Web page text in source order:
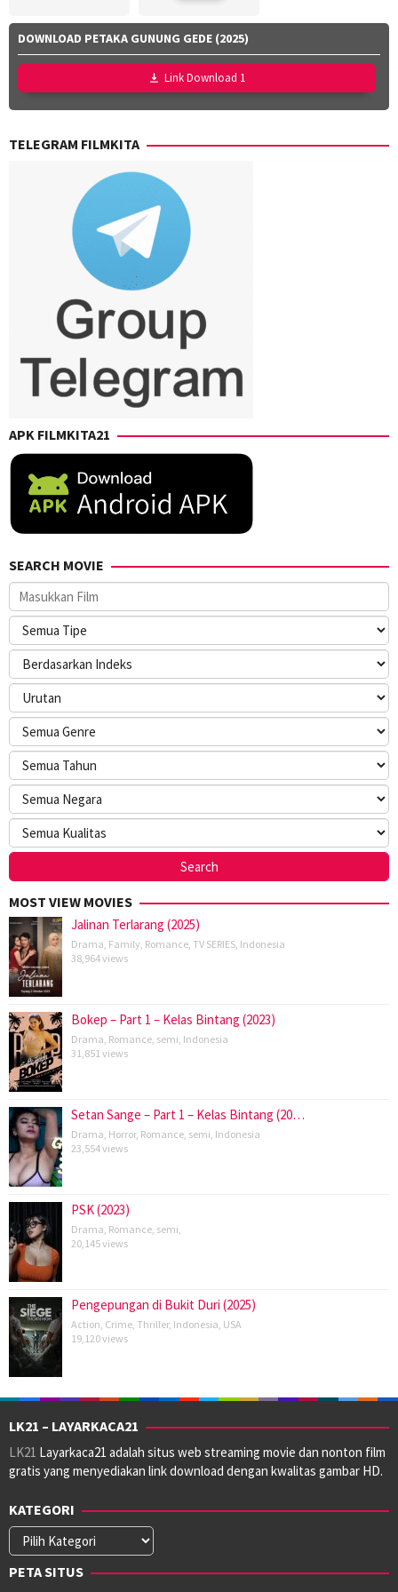
DOWNLOAD PETAKA GUNUNG GEDE (2025)
Link Download 1
TELEGRAM FILMKITA
APK FILMKITA21
SEARCH MOVIE
MOST VIEW MOVIES
Jalinan Terlarang (2025)
Drama Family Romance TV SERIES Indonesia
38,964 views
Bokep – Part 1 – Kelas Bintang (2023)
Drama Romance semi Indonesia
31,851 views
Setan Sange – Part 1 – Kelas Bintang (20…
Drama Horror, Romance semi Indonesia
23,554 views
PSK (2023)
Drama Romance semi
20,145 views
Pengepungan di Bukit Duri (2025)
Action Crime Thriller, Indonesia USA
19,120 views
LK21 – LAYARKACA21
LK21 Layarkaca21 adalah situs web streaming movie dan nonton film
gratis yang menyediakan link download dengan kwalitas gambar HD.
KATEGORI
Kategori
PETA SITUS